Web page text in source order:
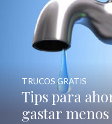
Tips para
gastar
TRUCOS GRATIS